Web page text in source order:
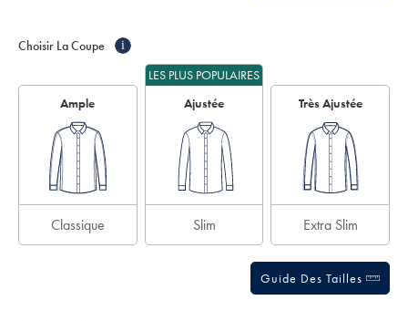
Choisir La Coupe i
Ample
Classique
LES PLUS POPULAIRES
Ajustée
Slim
Très Ajustée
Extra Slim
Guide Des Tailles